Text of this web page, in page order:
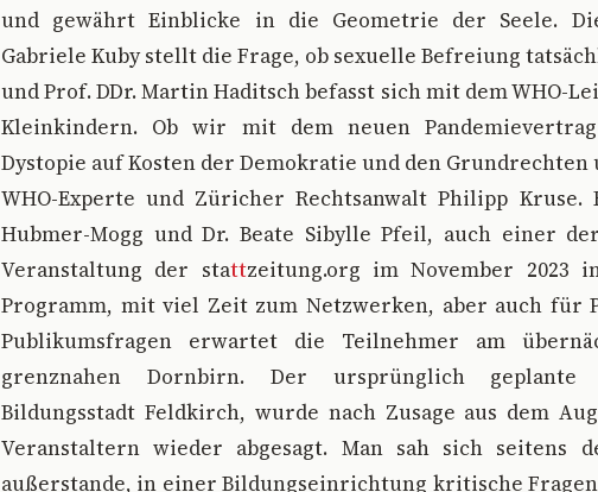
und gewährt Einblicke in die Geometrie der Seele.
Gabriele Kuby stellt die Frage, ob sexuelle Befreiung
und Prof. DDr. Martin Haditsch befasst sich mit dem WHO-
Kleinkindern. Ob wir mit dem neuen
Dystopie auf Kosten der Demokratie und den
WHO-Experte und Züricher Rechtsanwalt Philipp
Hubmer-Mogg und Dr. Beate Sibylle Pfeil, auch einer
Veranstaltung der stattzeitung.org im November 2023
Programm, mit viel Zeit zum Netzwerken, aber auch für
Publikumsfragen erwartet die Teilnehmer am
grenznahen Dornbirn. Der ursprünglich geplante
Bildungsstadt Feldkirch, wurde nach Zusage aus dem
Veranstaltern wieder abgesagt. Man sah sich seitens
außerstande, in einer Bildungseinrichtung kritische